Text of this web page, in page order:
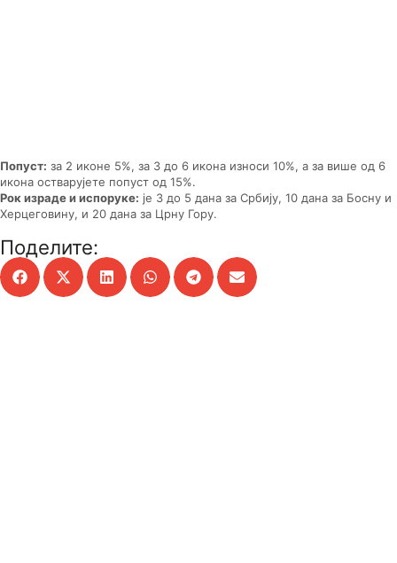
Попуст: за 2 иконе 5%, за 3 до 6 икона износи 10%, а за више од 6
икона остварујете попуст од 15%.
Рок израде и испоруке: је 3 до 5 дана за Србију, 10 дана за Босну и
Херцеговину, и 20 дана за Црну Гору.
Поделите: